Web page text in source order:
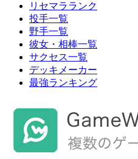
リセマラランク
投手一覧
野手一覧
彼女・相棒一覧
サクセス一覧
デッキメーカー
最強ランキング